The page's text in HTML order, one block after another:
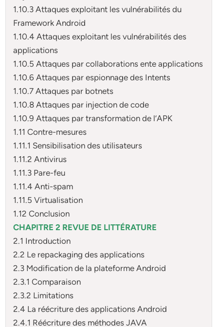
1.10.3 Attaques exploitant les vulnérabilités du
Framework Android
1.10.4 Attaques exploitant les vulnérabilités des
applications
1.10.5 Attaques par collaborations ente applications
1.10.6 Attaques par espionnage des Intents
1.10.7 Attaques par botnets
1.10.8 Attaques par injection de code
1.10.9 Attaques par transformation de l’APK
1.11 Contre-mesures
1.11.1 Sensibilisation des utilisateurs
1.11.2 Antivirus
1.11.3 Pare-feu
1.11.4 Anti-spam
1.11.5 Virtualisation
1.12 Conclusion
CHAPITRE 2 REVUE DE LITTÉRATURE
2.1 Introduction
2.2 Le repackaging des applications
2.3 Modification de la plateforme Android
2.3.1 Comparaison
2.3.2 Limitations
2.4 La réécriture des applications Android
2.4.1 Réécriture des méthodes JAVA